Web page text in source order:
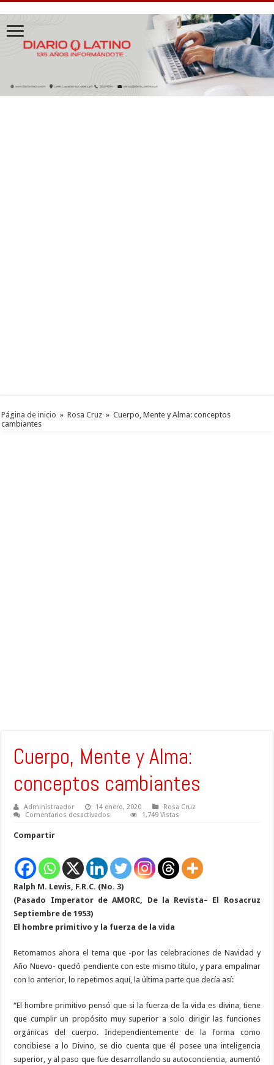
Página de inicio » Rosa Cruz » Cuerpo, Mente y Alma: conceptos
cambiantes
Cuerpo, Mente y Alma:
conceptos cambiantes
Administraador 14 enero, 2020
Rosa Cruz
Comentarios desactivados
cambiantes
1,749 Vistas
Compartir
Ralph M. Lewis, F.R.C. (No. 3)
(Pasado Imperator de AMORC, De la Revista– El Rosacruz
Septiembre de 1953)
El hombre primitivo y la fuerza de la vida
Retomamos ahora el tema que -por las celebraciones de Navidad y
Año Nuevo- quedó pendiente con este mismo título, y para empalmar
con lo anterior, lo repetimos aquí, la última parte que decía así:
“El hombre primitivo pensó que si la fuerza de la vida es divina, tiene
que cumplir un propósito muy superior a solo dirigir las funciones
orgánicas del cuerpo. Independientemente de la forma como
concibiese a lo Divino, se dio cuenta que él posee una inteligencia
superior, y al paso que fue desarrollando su autoconciencia, aumentó